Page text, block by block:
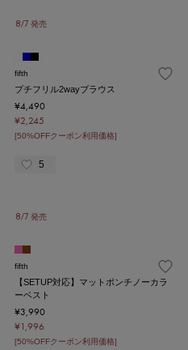
8/7 発売
fifth
プチフリル2wayブラウス
¥4,490
¥2,245
[50%OFFクーポン利用価格]
5
8/7 発売
fifth
【SETUP対応】マットポンチノーカラ
ーベスト
¥3,990
¥1,996
[50%OFFクーポン利用価格]